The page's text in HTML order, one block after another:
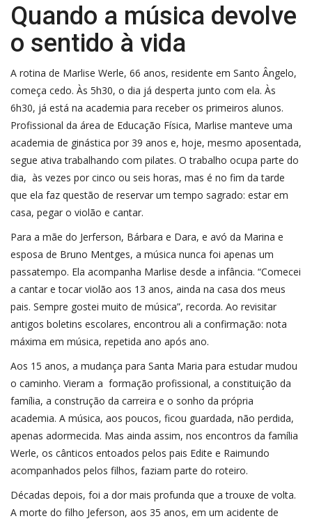
Quando a música devolve
o sentido à vida
A rotina de Marlise Werle, 66 anos, residente em Santo Ângelo,
começa cedo. Às 5h30, o dia já desperta junto com ela. Às
6h30, já está na academia para receber os primeiros alunos.
Profissional da área de Educação Física, Marlise manteve uma
academia de ginástica por 39 anos e, hoje, mesmo aposentada,
segue ativa trabalhando com pilates. O trabalho ocupa parte do
dia, às vezes por cinco ou seis horas, mas é no fim da tarde
que ela faz questão de reservar um tempo sagrado: estar em
casa, pegar o violão e cantar.
Para a mãe do Jerferson, Bárbara e Dara, e avó da Marina e
esposa de Bruno Mentges, a música nunca foi apenas um
passatempo. Ela acompanha Marlise desde a infância. “Comecei
a cantar e tocar violão aos 13 anos, ainda na casa dos meus
pais. Sempre gostei muito de música”, recorda. Ao revisitar
antigos boletins escolares, encontrou ali a confirmação: nota
máxima em música, repetida ano após ano.
Aos 15 anos, a mudança para Santa Maria para estudar mudou
o caminho. Vieram a formação profissional, a constituição da
família, a construção da carreira e o sonho da própria
academia. A música, aos poucos, ficou guardada, não perdida,
apenas adormecida. Mas ainda assim, nos encontros da família
Werle, os cânticos entoados pelos pais Edite e Raimundo
acompanhados pelos filhos, faziam parte do roteiro.
Décadas depois, foi a dor mais profunda que a trouxe de volta.
A morte do filho Jeferson, aos 35 anos, em um acidente de